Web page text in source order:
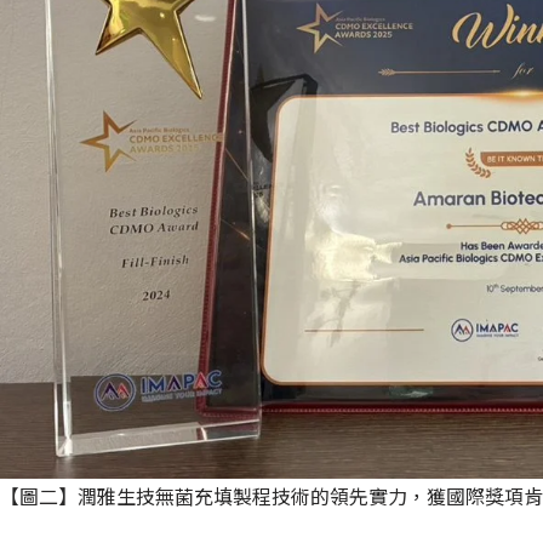
【圖二】潤雅生技無菌充填製程技術的領先實力，獲國際獎項